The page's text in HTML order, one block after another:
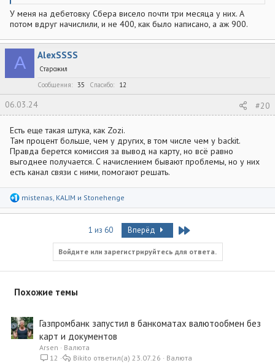
У меня на дебетовку Сбера висело почти три месяца у них. А
потом вдруг начислили, и не 400, как было написано, а аж 900.
A AlexSSSS
Старожил
Сообщения
35 Спасибо 12
06.03.24 #20
Есть еще такая штука, как Zozi.
Там процент больше, чем у других, в том числе чем у backit.
Правда берется комиссия за вывод на карту, но всё равно
выгоднее получается. С начислением бывают проблемы, но у них
есть канал связи с ними, помогают решать.
Р
а
mistenas KALIM и Stonehenge
1 из 60 Вперёд Last
Войдите или зарегистрируйтесь для ответа.
Похожие темы
Газпромбанк запустил в банкоматах валютообмен без
карт и документов
Arsen
Валюта
12
Валюта
23.07.26
Bikito